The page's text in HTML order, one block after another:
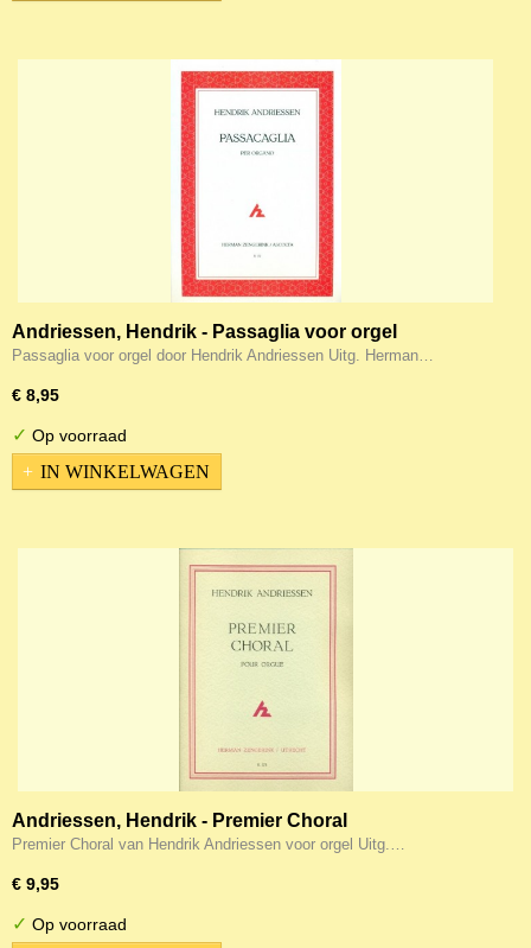
Andriessen, Hendrik - Passaglia voor orgel
Passaglia voor orgel door Hendrik Andriessen Uitg. Herman…
€ 8,95
✓ Op voorraad
IN WINKELWAGEN
Andriessen, Hendrik - Premier Choral
Premier Choral van Hendrik Andriessen voor orgel Uitg.…
€ 9,95
✓ Op voorraad